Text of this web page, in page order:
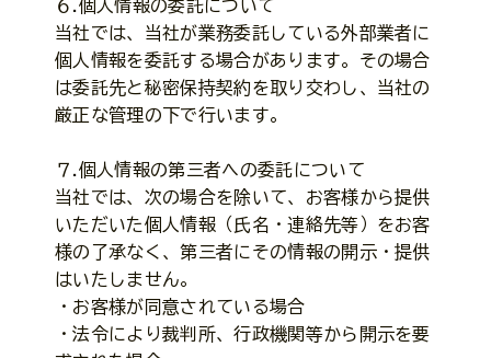
６.個人情報の委託について
当社では、当社が業務委託している外部業者に
個人情報を委託する場合があります。その場合
は委託先と秘密保持契約を取り交わし、当社の
厳正な管理の下で行います。
７.個人情報の第三者への委託について
当社では、次の場合を除いて、お客様から提供
いただいた個人情報（氏名・連絡先等）をお客
様の了承なく、第三者にその情報の開示・提供
はいたしません。
・お客様が同意されている場合
・法令により裁判所、行政機関等から開示を要